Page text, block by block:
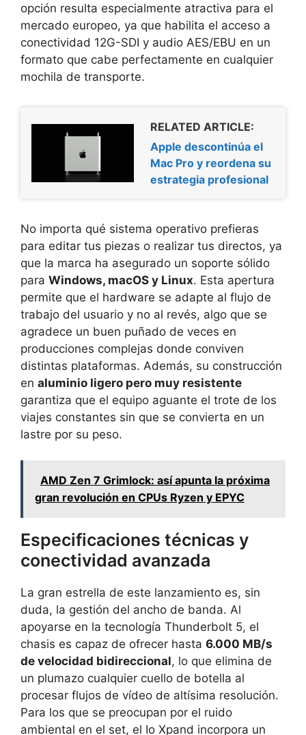
opción resulta especialmente atractiva para el
mercado europeo, ya que habilita el acceso a
conectividad 12G-SDI y audio AES/EBU en un
formato que cabe perfectamente en cualquier
mochila de transporte.
RELATED ARTICLE:
Apple descontinúa el
Mac Pro y reordena su
estrategia profesional
No importa qué sistema operativo prefieras
para editar tus piezas o realizar tus directos, ya
que la marca ha asegurado un soporte sólido
para Windows, macOS y Linux. Esta apertura
permite que el hardware se adapte al flujo de
trabajo del usuario y no al revés, algo que se
agradece un buen puñado de veces en
producciones complejas donde conviven
distintas plataformas. Además, su construcción
en aluminio ligero pero muy resistente
garantiza que el equipo aguante el trote de los
viajes constantes sin que se convierta en un
lastre por su peso.
AMD Zen 7 Grimlock: así apunta la próxima
gran revolución en CPUs Ryzen y EPYC
Especificaciones técnicas y
conectividad avanzada
La gran estrella de este lanzamiento es, sin
duda, la gestión del ancho de banda. Al
apoyarse en la tecnología Thunderbolt 5, el
chasis es capaz de ofrecer hasta 6.000 MB/s
de velocidad bidireccional, lo que elimina de
un plumazo cualquier cuello de botella al
procesar flujos de vídeo de altísima resolución.
Para los que se preocupan por el ruido
ambiental en el set, el Io Xpand incorpora un